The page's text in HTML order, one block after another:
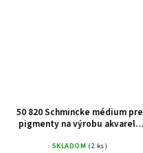
50 820 Schmincke médium pre
pigmenty na výrobu akvarelu
SKLADOM (2 ks)